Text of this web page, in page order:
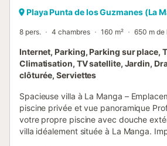
Playa Punta de los Guzmanes (La
8 pers. 4 chambres 160 m² 650 m de
Internet, Parking, Parking sur place,
Climatisation, TV satellite, Jardin,
clôturée, Serviettes
Spacieuse villa à La Manga –
piscine privée et vue panoramique
votre propre piscine avec douche
villa idéalement située à La Manga.